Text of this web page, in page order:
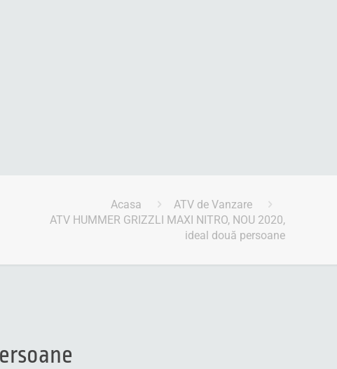
Acasa
ATV de Vanzare
ATV HUMMER GRIZZLI MAXI NITRO, NOU 2020,
ideal două persoane